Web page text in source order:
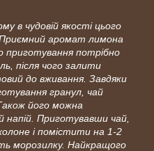
в чудовій якості цього
аромат лимона
приготування потрібно
після чого залити
до вживання. Завдяки
гранул, чай
його можна
напій. Приготувавши чай,
і помістити на 1-2
морозилку. Найкращого